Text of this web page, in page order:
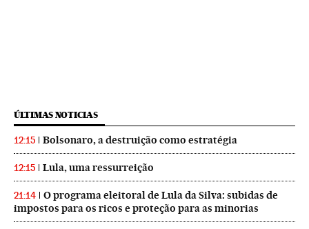
ÚLTIMAS NOTICIAS
12:15 Bolsonaro, a destruição como estratégia
12:15 Lula, uma ressurreição
21:14
O programa eleitoral de Lula da Silva: subidas de
impostos para os ricos e proteção para as minorias